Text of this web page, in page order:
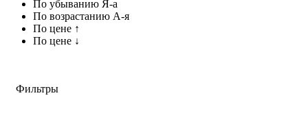
По убыванию Я-а
По возрастанию А-я
По цене ↑
По цене ↓
Фильтры